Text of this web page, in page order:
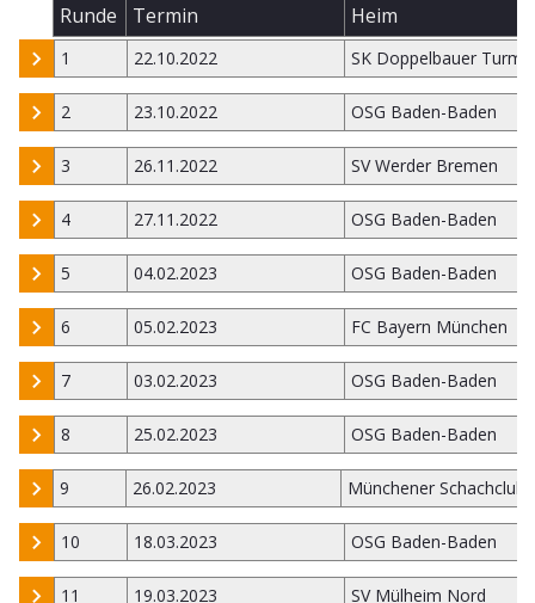
Runde Termin Heim
1 22.10.2022 SK Doppelbauer Turm
2 23.10.2022 OSG Baden-Baden
3 26.11.2022 SV Werder Bremen
4 27.11.2022 OSG Baden-Baden
5 04.02.2023 OSG Baden-Baden
6 05.02.2023 FC Bayern München
7 03.02.2023 OSG Baden-Baden
8 25.02.2023 OSG Baden-Baden
9 26.02.2023 Münchener Schachclub
10 18.03.2023 OSG Baden-Baden
11 19.03.2023 SV Mülheim Nord